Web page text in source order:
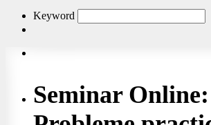
Keyword
Seminar Online: